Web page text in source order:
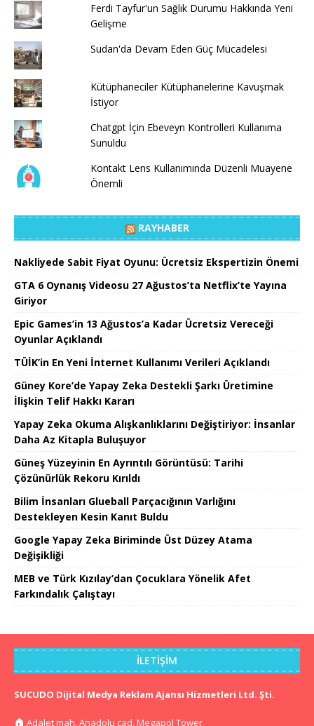
Ferdi Tayfur'un Sağlık Durumu Hakkında Yeni
Gelişme
Sudan'da Devam Eden Güç Mücadelesi
Kütüphaneciler Kütüphanelerine Kavuşmak
İstiyor
Chatgpt İçin Ebeveyn Kontrolleri Kullanıma
Sunuldu
Kontakt Lens Kullanımında Düzenli Muayene
Önemli
RAYHABER
Nakliyede Sabit Fiyat Oyunu: Ücretsiz Ekspertizin Önemi
GTA 6 Oynanış Videosu 27 Ağustos’ta Netflix’te Yayına
Giriyor
Epic Games’in 13 Ağustos’a Kadar Ücretsiz Vereceği
Oyunlar Açıklandı
TÜİK’in En Yeni İnternet Kullanımı Verileri Açıklandı
Güney Kore’de Yapay Zeka Destekli Şarkı Üretimine
İlişkin Telif Hakkı Kararı
Yapay Zeka Okuma Alışkanlıklarını Değiştiriyor: İnsanlar
Daha Az Kitapla Buluşuyor
Güneş Yüzeyinin En Ayrıntılı Görüntüsü: Tarihi
Çözünürlük Rekoru Kırıldı
Bilim İnsanları Glueball Parçacığının Varlığını
Destekleyen Kesin Kanıt Buldu
Google Yapay Zeka Biriminde Üst Düzey Atama
Değişikliği
MEB ve Türk Kızılay’dan Çocuklara Yönelik Afet
Farkındalık Çalıştayı
İLETIŞIM
SUCUDO Dijital Medya Reklam Ajansı Hizmetleri Ltd. Şti.
🏠 Adalet mah. Anadolu cad. Megapol Tower